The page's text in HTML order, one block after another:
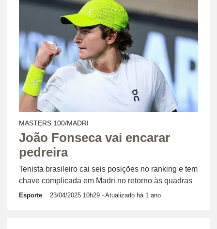
MASTERS 100/MADRI
João Fonseca vai encarar
pedreira
Tenista brasileiro cai seis posições no ranking e tem
chave complicada em Madri no retorno às quadras
Esporte 23/04/2025 10h29 - Atualizado há 1 ano